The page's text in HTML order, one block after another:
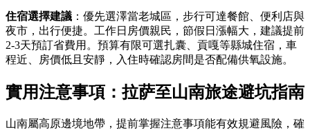
住宿選擇建議 ：優先選澤當老城區，步行可達餐館、便利店與
夜市，出行便捷。工作日房價親民，節假日漲幅大，建議提前
2-3天預訂省費用。預算有限可選扎囊、貢嘎等縣城住宿，車
程近、房價低且安靜，入住時確認房間是否配備供氧設施。
實用注意事項：拉萨至山南旅途避坑指南
山南屬高原邊境地帶，提前掌握注意事項能有效規避風險，確